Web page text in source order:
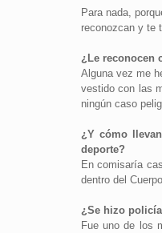
Para nada,
reconozcan y te
¿Le reconocen
Alguna vez me
vestido con las
ningún caso
¿Y cómo
deporte?
En comisaría
dentro del
¿Se hizo
Fue uno de los